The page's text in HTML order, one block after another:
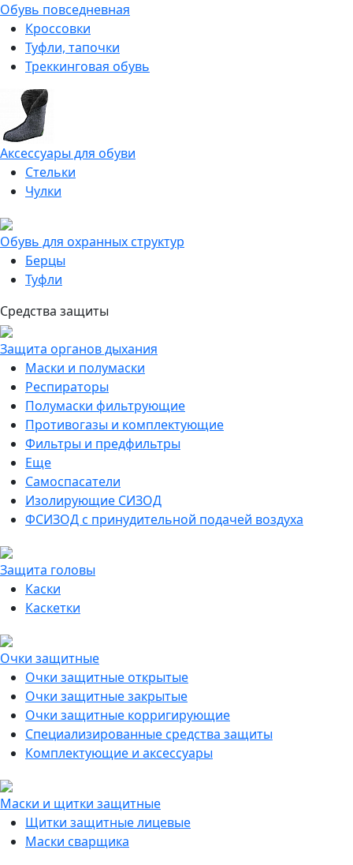
Обувь повседневная
Кроссовки
Туфли, тапочки
Треккинговая обувь
Аксессуары для обуви
Стельки
Чулки
Обувь для охранных структур
Берцы
Туфли
Средства защиты
Защита органов дыхания
Маски и полумаски
Респираторы
Полумаски фильтрующие
Противогазы и комплектующие
Фильтры и предфильтры
Еще
Самоспасатели
Изолирующие СИЗОД
ФСИЗОД с принудительной подачей воздуха
Защита головы
Каски
Каскетки
Очки защитные
Очки защитные открытые
Очки защитные закрытые
Очки защитные корригирующие
Специализированные средства защиты
Комплектующие и аксессуары
Маски и щитки защитные
Щитки защитные лицевые
Маски сварщика